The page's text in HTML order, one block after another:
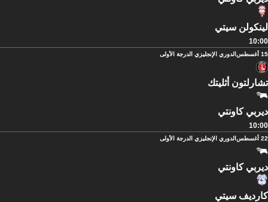
لينكولن سيتي
10:00
15 أغسطس الدوري الإنجليزي الدرجة الأولى
تشارلتون أثليتك
ديربي كاونتي
10:00
22 أغسطس الدوري الإنجليزي الدرجة الأولى
ديربي كاونتي
كارديف سيتي